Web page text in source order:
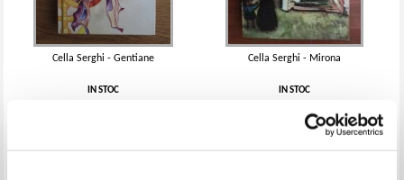
Cella Serghi - Gentiane
IN STOC
Cella Serghi - Mirona
IN STOC
Adaugă în coș